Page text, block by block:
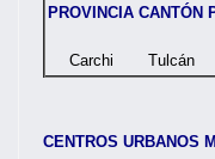
PROVINCIA CANTÓN
Carchi
Tulcán
CENTROS URBANOS